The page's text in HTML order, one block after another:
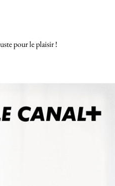
pour le plaisir !